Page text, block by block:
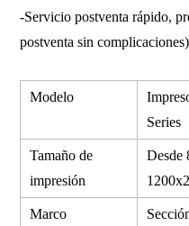
-Servicio postventa rápido,
postventa sin complicaciones)
Modelo
Series
Tamaño de
impresión
Desde
1200
Marco